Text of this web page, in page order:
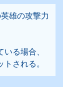
雄の攻撃力
る場合、
される。